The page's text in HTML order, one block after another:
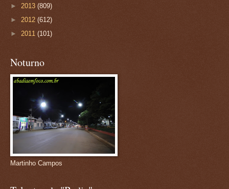
► 2013 (809)
► 2012 (612)
► 2011 (101)
Noturno
Martinho Campos